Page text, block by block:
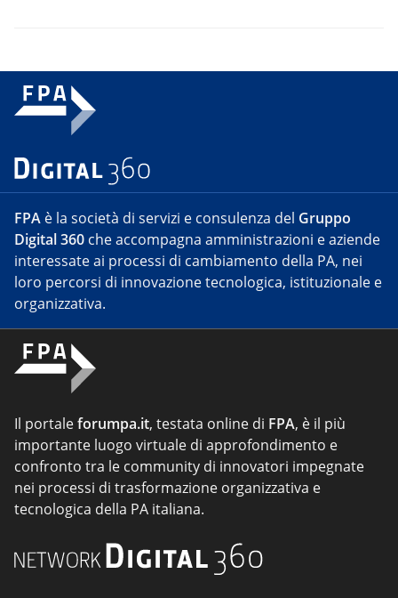
FPA è la società di servizi e consulenza del Gruppo
Digital 360 che accompagna amministrazioni e aziende
interessate ai processi di cambiamento della PA, nei
loro percorsi di innovazione tecnologica, istituzionale e
organizzativa.
Il portaleforumpa.it, testata online di FPA, è il più
importante luogo virtuale di approfondimento e
confronto tra le community di innovatori impegnate
nei processi di trasformazione organizzativa e
tecnologica della PA italiana.